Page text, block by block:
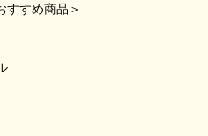
すすめ商品＞